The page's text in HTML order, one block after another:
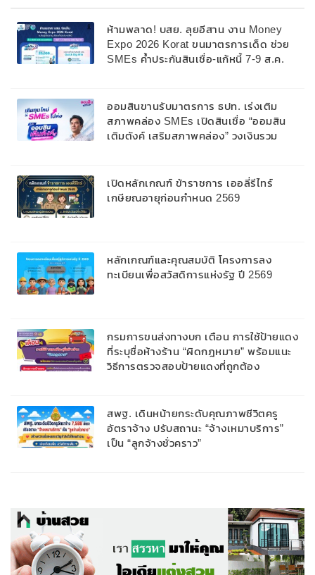
ห้ามพลาด! บสย. ลุยอีสาน งาน Money
Expo 2026 Korat ขนมาตรการเด็ด ช่วย
SMEs ค้ำประกันสินเชื่อ-แก้หนี้ 7-9 ส.ค.
ออมสินขานรับมาตรการ ธปท. เร่งเติม
สภาพคล่อง SMEs เปิดสินเชื่อ “ออมสิน
เติมตังค์ เสริมสภาพคล่อง” วงเงินรวม
สูงสุด 10 ปี
เปิดหลักเกณฑ์ ข้าราชการ เออลี่รีไทร์
เกษียณอายุก่อนกำหนด 2569
หลักเกณฑ์และคุณสมบัติ โครงการลง
ทะเบียนเพื่อสวัสดิการแห่งรัฐ ปี 2569
กรมการขนส่งทางบก เตือน การใช้ป้ายแดง
ที่ระบุชื่อห้างร้าน “ผิดกฎหมาย” พร้อมแนะ
วิธีการตรวจสอบป้ายแดงที่ถูกต้อง
สพฐ. เดินหน้ายกระดับคุณภาพชีวิตครู
อัตราจ้าง ปรับสถานะ “จ้างเหมาบริการ”
เป็น “ลูกจ้างชั่วคราว”